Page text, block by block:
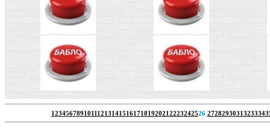
1234567891011121314151617181920212223242526 2728293031323334